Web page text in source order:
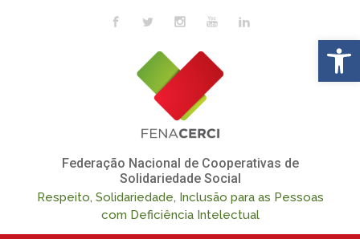
Skip to main content
Federação Nacional de Cooperativas de
Solidariedade Social
Respeito, Solidariedade, Inclusão para as Pessoas
com Deficiência Intelectual